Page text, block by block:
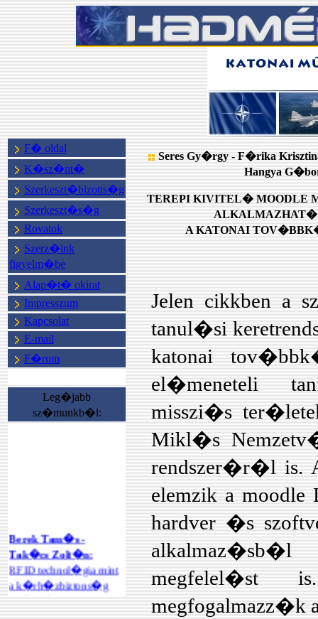
F� oldal
K�sz�nt�
Szerkeszt�bizotts�g
Szerkeszt�s�g
Rovatok
Szerz�ink
figyelm�be
Alap�t� okirat
Impresszum
Kapcsolat
E-mail
F�rum
Leg�jabb
sz�munkb�l:
Berek Tam�s -
Tak�cs Zolt�n:
RFID technol�gia mint
a k�rh�zbiztons�g
ter�let�n
megval�sul�
Seres Gy�rgy- F�rika
Hangya
TEREPI KIVITEL� MOODLE
A KATONAI
Jelen cikkben a
tanul�si
katonai
el�meneteli
misszi�s
Mikl�s
rendszer�r�l is.
elemzik a moodle
hardver �s
megfelel�st
megfogalmazz�k